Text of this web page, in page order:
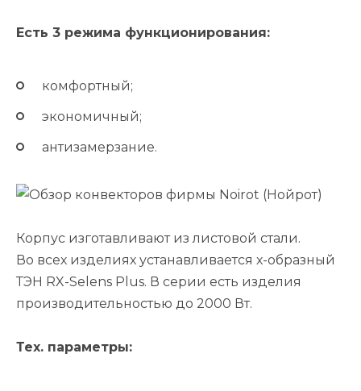
Есть 3 режима функционирования:
комфортный;
экономичный;
антизамерзание.
Корпус изготавливают из листовой стали.
Во всех изделиях устанавливается х-образный
ТЭН RX-Selens Plus. В серии есть изделия
производительностью до 2000 Вт.
Тех. параметры: